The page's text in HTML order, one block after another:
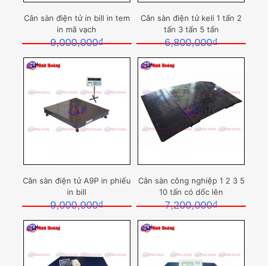
Cân sàn điện tử in bill in tem
in mã vạch
9,000,000₫
Cân sàn điện tử keli 1 tấn 2
tấn 3 tấn 5 tấn
6,800,000₫
Cân sàn điện tử A9P in phiếu
in bill
9,000,000₫
Cân sàn công nghiệp 1 2 3 5
10 tấn có dốc lên
7,200,000₫